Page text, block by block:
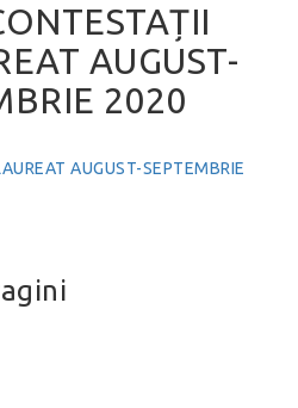
AUGUST-
2020
AUGUST-SEPTEMBRIE